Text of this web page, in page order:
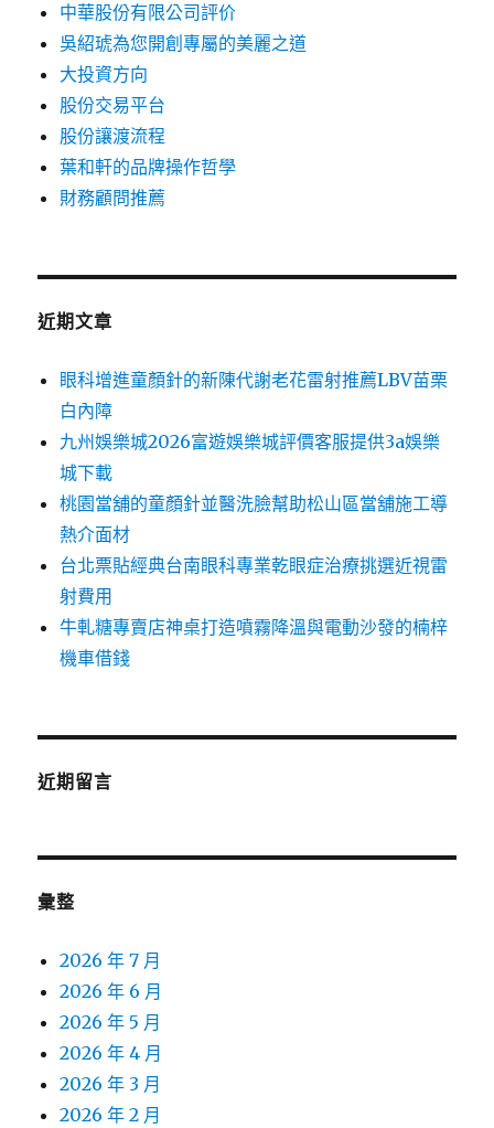
中華股份有限公司評价
吳紹琥為您開創專屬的美麗之道
大投資方向
股份交易平台
股份讓渡流程
葉和軒的品牌操作哲學
財務顧問推薦
近期文章
眼科增進童顏針的新陳代謝老花雷射推薦LBV苗栗
白內障
九州娛樂城2026富遊娛樂城評價客服提供3a娛樂
城下載
桃園當舖的童顏針並醫洗臉幫助松山區當舖施工導
熱介面材
台北票貼經典台南眼科專業乾眼症治療挑選近視雷
射費用
牛軋糖專賣店神桌打造噴霧降溫與電動沙發的楠梓
機車借錢
近期留言
彙整
2026 年 7 月
2026 年 6 月
2026 年 5 月
2026 年 4 月
2026 年 3 月
2026 年 2 月